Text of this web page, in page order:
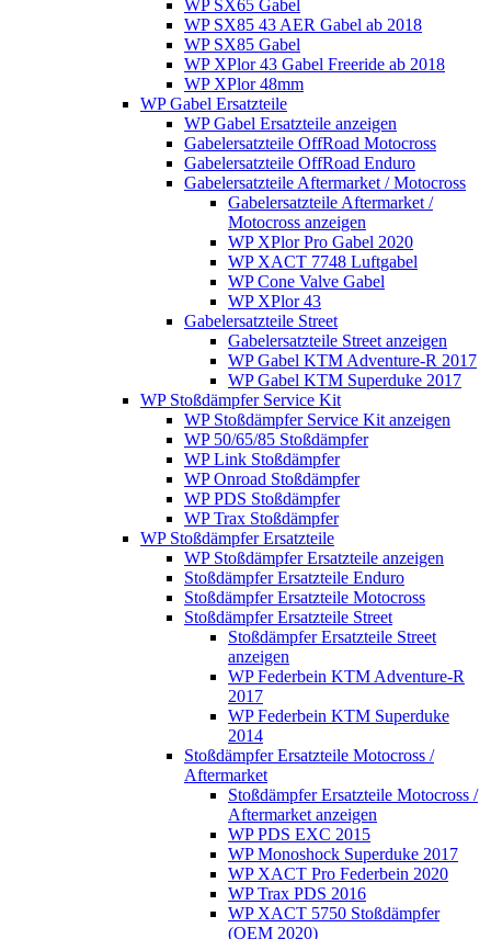
WP SX65 Gabel
WP SX85 43 AER Gabel ab 2018
WP SX85 Gabel
WP XPlor 43 Gabel Freeride ab 2018
WP XPlor 48mm
WP Gabel Ersatzteile
WP Gabel Ersatzteile anzeigen
Gabelersatzteile OffRoad Motocross
Gabelersatzteile OffRoad Enduro
Gabelersatzteile Aftermarket / Motocross
Gabelersatzteile Aftermarket /
Motocross anzeigen
WP XPlor Pro Gabel 2020
WP XACT 7748 Luftgabel
WP Cone Valve Gabel
WP XPlor 43
Gabelersatzteile Street
Gabelersatzteile Street anzeigen
WP Gabel KTM Adventure-R 2017
WP Gabel KTM Superduke 2017
WP Stoßdämpfer Service Kit
WP Stoßdämpfer Service Kit anzeigen
WP 50/65/85 Stoßdämpfer
WP Link Stoßdämpfer
WP Onroad Stoßdämpfer
WP PDS Stoßdämpfer
WP Trax Stoßdämpfer
WP Stoßdämpfer Ersatzteile
WP Stoßdämpfer Ersatzteile anzeigen
Stoßdämpfer Ersatzteile Enduro
Stoßdämpfer Ersatzteile Motocross
Stoßdämpfer Ersatzteile Street
Stoßdämpfer Ersatzteile Street
anzeigen
WP Federbein KTM Adventure-R
2017
WP Federbein KTM Superduke
2014
Stoßdämpfer Ersatzteile Motocross /
Aftermarket
Stoßdämpfer Ersatzteile Motocross /
Aftermarket anzeigen
WP PDS EXC 2015
WP Monoshock Superduke 2017
WP XACT Pro Federbein 2020
WP Trax PDS 2016
WP XACT 5750 Stoßdämpfer
(OEM 2020)